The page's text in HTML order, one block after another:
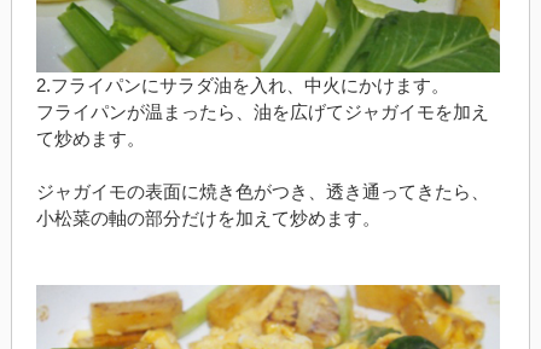
2.フライパンにサラダ油を入れ、中火にかけます。
フライパンが温まったら、油を広げてジャガイモを加え
て炒めます。
ジャガイモの表面に焼き色がつき、透き通ってきたら、
小松菜の軸の部分だけを加えて炒めます。